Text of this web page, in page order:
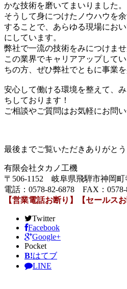
かな技術を磨いてまいりました。
そうして身につけたノウハウを
することで、あらゆる現場にお
にしています。
弊社で一流の技術をみにつけませ
この業界でキャリアアップして
ちの方、ぜひ弊社でともに事業
安心して働ける環境を整えて、
ちしております！
ご相談やご質問はお気軽にお問い
最後までご覧いただきありがとう
有限会社タカノ工機
〒506-1152 岐阜県飛騨市神岡町
電話：0578-82-6878 FAX：0578-
【営業電話お断り】【セールスお
Twitter
Facebook
Google+
Pocket
B!はてブ
LINE